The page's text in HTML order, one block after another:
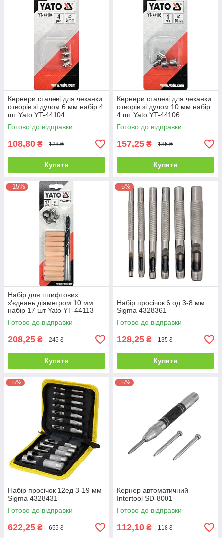
Кернери сталеві для чеканки
отворів зі дулом 6 мм набір 4
шт Yato YT-44104
Готово до відправки
108,80 ₴ 128 ₴
Купити
Кернери сталеві для чеканки
отворів зі дулом 10 мм набір
4 шт Yato YT-44106
Готово до відправки
157,25 ₴ 185 ₴
Купити
–15%
Набір для штифтових
з'єднань діаметром 10 мм
набір 17 шт Yato YT-44113
Готово до відправки
208,25 ₴ 245 ₴
Купити
–5%
Набір просічок 6 од 3-8 мм
Sigma 4328361
Готово до відправки
128,25 ₴ 135 ₴
Купити
–5%
Набір просічок 12ед 3-19 мм
Sigma 4328431
Готово до відправки
622,25 ₴ 655 ₴
–5%
Кернер автоматичний
Intertool SD-8001
Готово до відправки
112,10 ₴ 118 ₴